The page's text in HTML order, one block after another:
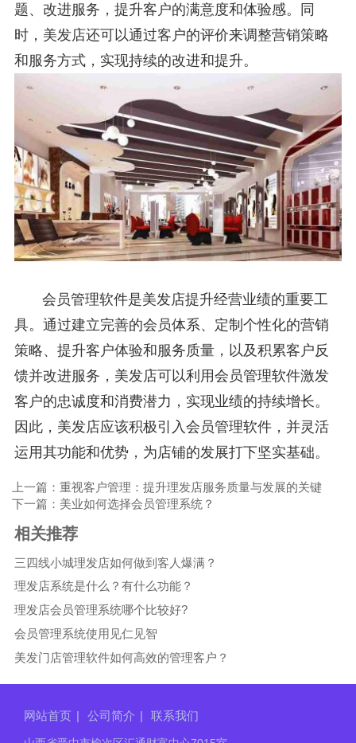
题、改进服务，提升客户的满意度和体验感。同
时，美发店还可以通过客户的评价来调整营销策略
和服务方式，实现持续的改进和提升。
会员管理软件是美发店提升经营业绩的重要工
具。通过建立完善的会员体系、定制个性化的营销
策略、提升客户体验和服务质量，以及积累客户反
馈并改进服务，美发店可以利用会员管理软件激发
客户的忠诚度和消费潜力，实现业绩的持续增长。
因此，美发店应该积极引入会员管理软件，并灵活
运用其功能和优势，为店铺的发展打下坚实基础。
上一篇：重视客户管理：提升理发店服务质量与发展的关键
下一篇：美业如何选择会员管理系统？
相关推荐
三四线小城理发店如何做到客人爆满？
理发店系统是什么？有什么功能？
理发店会员管理系统哪个比较好?
会员管理系统使用见仁见智
美发门店管理软件如何高效的管理客户？
网站首页 | 公司简介 | 联系我们